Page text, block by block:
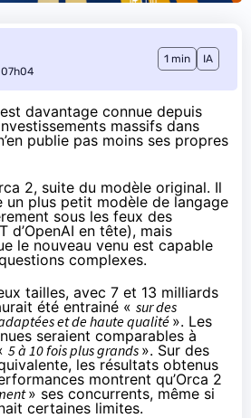
1 min IA
davantage connue depuis
massifs dans
publie pas moins ses propres
2, suite du modèle original. Il
un plus petit modèle de langage
sous les feux des
d’OpenAI en tête), mais
le nouveau venu est capable
complexes.
tailles, avec 7 et 13 milliards
été entrainé « sur des
et de haute qualité ». Les
seraient comparables à
5 à 10 fois plus grands ». Sur des
les résultats obtenus
montrent qu’Orca 2
» ses concurrents, même si
certaines limites.